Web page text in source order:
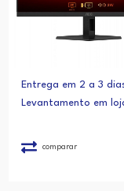
Entrega em 2 a 3
Levantamento em
comparar